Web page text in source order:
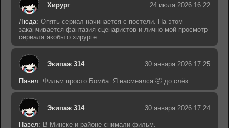
Хирург 24 июля 2026 16:22
Люда: Опять сериал начинается с постели. На этом
заканчивается фантазия сценаристов и лично мой просмотр
сериала якобы о хирурге.
Экипаж 314 30 января 2026 17:25
Павел: Фильм просто Бомба. Я насмеялся 🤣 до слёз
Экипаж 314 30 января 2026 17:24
Павел: В Минске и районе снимали фильм.